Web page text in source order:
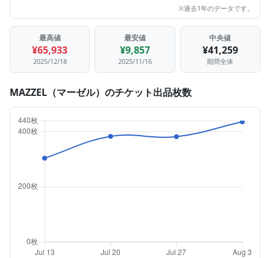
※過去1年のデータです。
最高値
¥65,933
2025/12/18
最安値
¥9,857
2025/11/16
中央値
¥41,259
期間全体
MAZZEL（マーゼル）のチケット出品枚数